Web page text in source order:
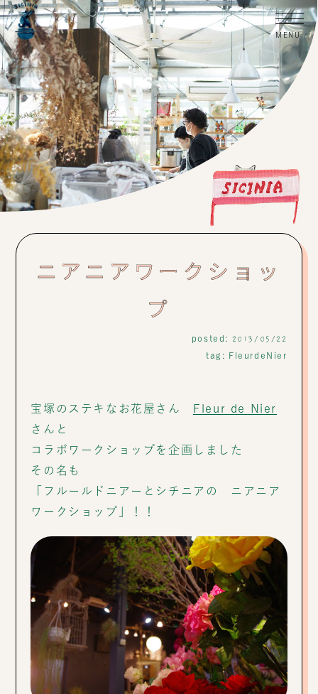
ニアニアワークショッ
プ
posted: 2013/05/22
tag:
FleurdeNier
宝塚のステキなお花屋さん
Fleur de Nier
さんと
コラボワークショップを企画しました
その名も
「フルールドニアーとシチニアの ニアニア
ワークショップ」！！